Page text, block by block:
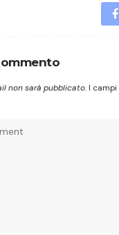
non sarà pubblicato. I